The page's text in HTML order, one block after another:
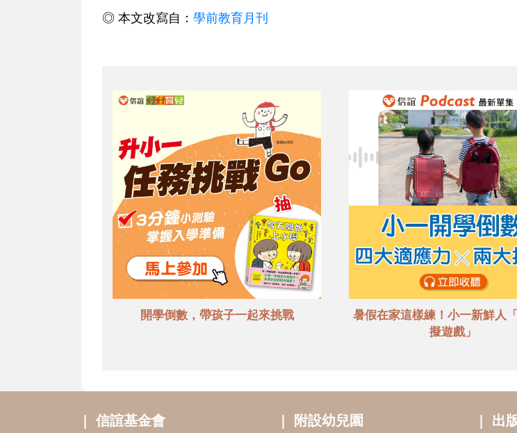
◎ 本文改寫自： 學前教育月刊
開學倒數，帶孩子一起來挑戰
暑假在家這樣練！小一新鮮人
擬遊戲」
信誼基金會 附設幼兒園 出